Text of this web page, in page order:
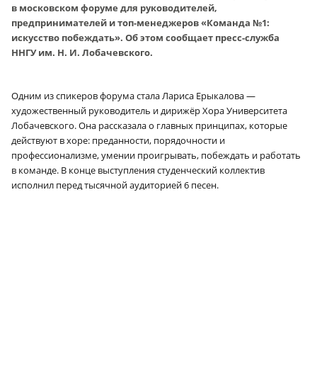
в московском форуме для руководителей,
предпринимателей и топ-менеджеров «Команда №1:
искусство побеждать». Об этом сообщает пресс-служба
ННГУ им. Н. И. Лобачевского.
Одним из спикеров форума стала Лариса Ерыкалова —
художественный руководитель и дирижёр Хора Университета
Лобачевского. Она рассказала о главных принципах, которые
действуют в хоре: преданности, порядочности и
профессионализме, умении проигрывать, побеждать и работать
в команде. В конце выступления студенческий коллектив
исполнил перед тысячной аудиторией 6 песен.